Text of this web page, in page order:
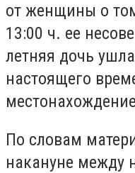
от женщины о
13:00 ч. ее
летняя дочь
настоящего
По словам
накануне между